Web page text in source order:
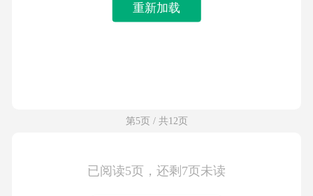
重新加载
第5页 / 共12页
已阅读5页，还剩7页未读